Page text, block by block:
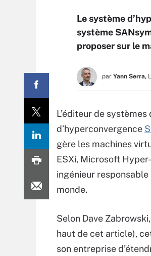
Le système
système
proposer sur le
par Yann Serra,
L’éditeur de
d’hyperconvergence
gère les machines
ESXi, Microsoft
ingénieur
monde.
Selon Dave
haut de cet article),
son entreprise